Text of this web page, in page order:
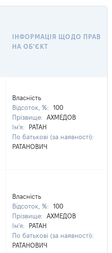
ІНФОРМАЦІЯ ЩОДО ПРАВ
НА ОБ'ЄКТ
Власність
Відсоток, %:
100
Прізвище:
АХМЕДОВ
Ім'я:
РАТАН
По батькові (за наявності):
РАТАНОВИЧ
Власність
Відсоток, %:
100
Прізвище:
АХМЕДОВ
Ім'я:
РАТАН
По батькові (за наявності):
РАТАНОВИЧ